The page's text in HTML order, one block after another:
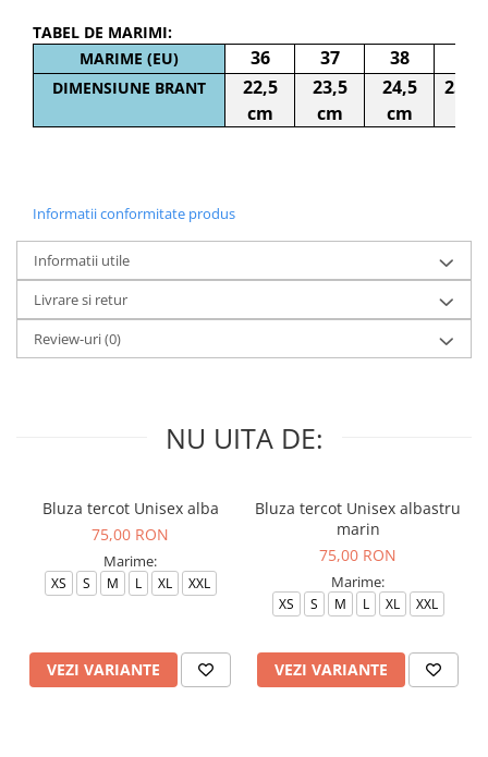
TABEL DE MARIMI:
MARIME (EU)
36 37 38
DIMENSIUNE BRANT
22,5
cm
23,5
cm
24,5
cm
25
Informatii conformitate produs
Informatii utile
Livrare si retur
Review-uri(0)
NU UITA DE:
Bluza tercot Unisex alba
75,00 RON
Marime:
XS S M L XL XXL
VEZI VARIANTE
Bluza tercot Unisex albastru
marin
75,00 RON
Marime:
XS S M L XL XXL
VEZI VARIANTE